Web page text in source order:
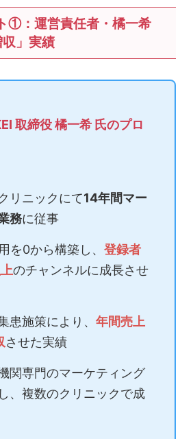
①：運営責任者・橘一希
」実績
取締役 橘一希 氏のプロ
リニックにて14年間マー
務に従事
を0から構築し、 登録者
のチャンネルに成長させ
患施策により、 年間売上
させた実績
関専門のマーケティング
、複数のクリニックで成